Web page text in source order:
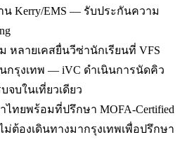
น Kerry/EMS — รับประกันความ
หลายเคสยื่นวีซ่านักเรียนที่ VFS
นกรุงเทพ — iVC ดำเนินการนัดคิว
บในเที่ยวเดียว
าไทยพร้อมที่ปรึกษา MOFA-Certified
องเดินทางมากรุงเทพเพื่อปรึกษา